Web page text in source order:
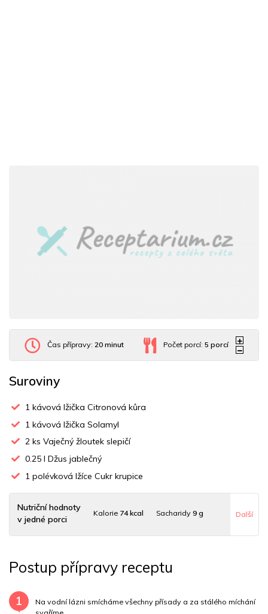
Čas přípravy: 20 minut Počet porcí:5 porcí
Suroviny
1 kávová lžička Citronová kůra
1 kávová lžička Solamyl
2 ks Vaječný žloutek slepičí
0.25 l Džus jablečný
1 polévková lžíce Cukr krupice
Nutriční hodnoty
v jedné porci
Kalorie 74 kcal Sacharidy9 g
Uhlovodany9 g Cholesterol148.1 mg
Draslík 64.6 mg Vláknina 327.2 mg
Další
Postup přípravy receptu
1
Na vodní lázni smícháme všechny přísady a za stálého míchání